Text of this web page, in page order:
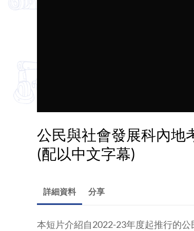
公民與社會發展科內地
(配以中文字幕)
詳細資料 分享
本短片介紹自2022-23年度起推行的